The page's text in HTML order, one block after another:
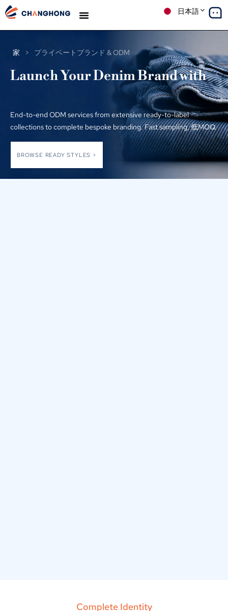
日本語
家 > プライベートブランド & ODM
Launch Your Denim Brand with
End-to-end ODM services from extensive ready-to-label
collections to complete bespoke branding.Fast sampling, 低MOQ.
BROWSE READY STYLES >
Complete Identity